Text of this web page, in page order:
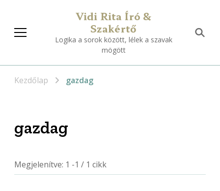
Vidi Rita Író &
Szakértő
Logika a sorok között, lélek a szavak
mögött
Kezdőlap gazdag
gazdag
Megjelenítve: 1 -1 / 1 cikk